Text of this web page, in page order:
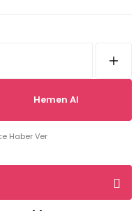
Kabı & Mumluk Silikon Kalıpları
Hemen Al
Haber Ver